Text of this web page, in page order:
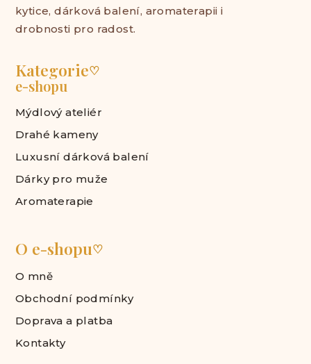
kytice, dárková balení, aromaterapii i
drobnosti pro radost.
Kategorie♡
e-shopu
Mýdlový ateliér
Drahé kameny
Luxusní dárková balení
Dárky pro muže
Aromaterapie
O e-shopu♡
O mně
Obchodní podmínky
Doprava a platba
Kontakty